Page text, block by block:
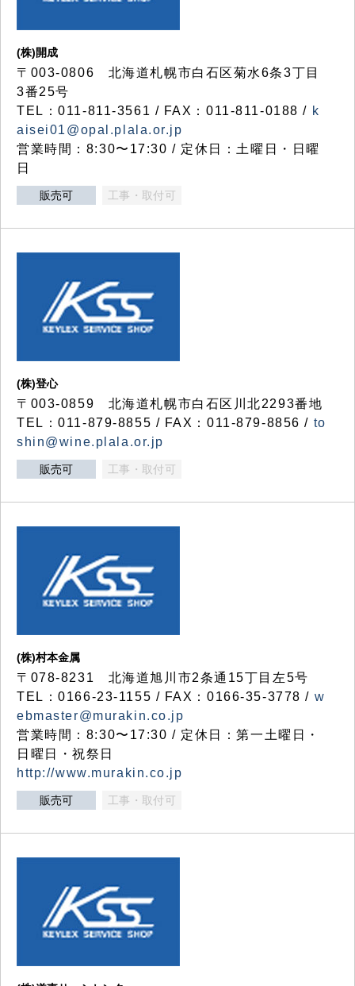
(株)開成
〒003-0806 北海道札幌市白石区菊水6条3丁目
3番25号
TEL：011-811-3561 / FAX：011-811-0188 / k
aisei01@opal.plala.or.jp
営業時間：8:30〜17:30 / 定休日：土曜日・日曜
日
販売可 工事・取付可
(株)登心
〒003-0859 北海道札幌市白石区川北2293番地
TEL：011-879-8855 / FAX：011-879-8856 / to
shin@wine.plala.or.jp
販売可 工事・取付可
(株)村本金属
〒078-8231 北海道旭川市2条通15丁目左5号
TEL：0166-23-1155 / FAX：0166-35-3778 / w
ebmaster@murakin.co.jp
営業時間：8:30〜17:30 / 定休日：第一土曜日・
日曜日・祝祭日
http://www.murakin.co.jp
販売可 工事・取付可